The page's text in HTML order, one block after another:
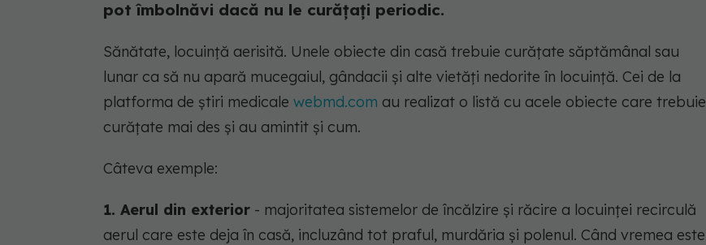
pot îmbolnăvi dacă nu le curățați periodic.
Sănătate, locuință aerisită. Unele obiecte din casă trebuie curățate săptămânal sau
lunar ca să nu apară mucegaiul, gândacii și alte vietăți nedorite în locuință. Cei de la
platforma de știri medicale webmd.com au realizat o listă cu acele obiecte care trebuie
curățate mai des și au amintit și cum.
Câteva exemple:
1. Aerul din exterior - majoritatea sistemelor de încălzire și răcire a locuinței recirculă
aerul care este deja în casă, incluzând tot praful, murdăria și polenul. Când vremea este